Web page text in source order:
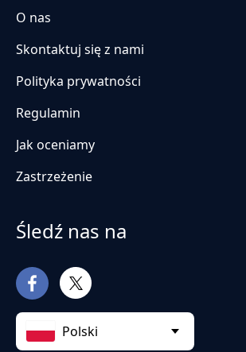
O nas
Skontaktuj się z nami
Polityka prywatności
Regulamin
Jak oceniamy
Zastrzeżenie
Śledź nas na
Polski